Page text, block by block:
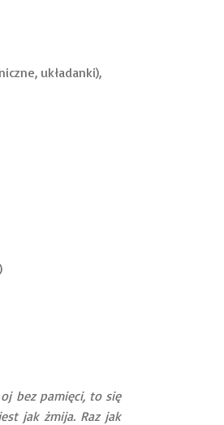
układanki),
bez pamięci, to się
jak żmija. Raz jak